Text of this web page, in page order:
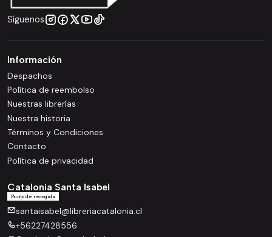
Síguenos
Información
Despachos
Política de reembolso
Nuestras librerías
Nuestra historia
Términos y Condiciones
Contacto
Política de privacidad
Catalonia Santa Isabel
Punto de recogida
santaisabel@libreriacatalonia.cl
+56227428556